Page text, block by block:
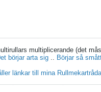
multiplicerande (det
börjar arta sig .. Börjar så
länkar till mina